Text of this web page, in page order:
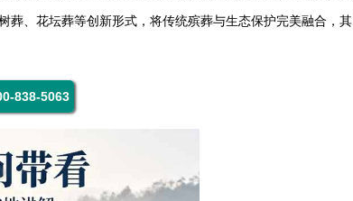
葬、花坛葬等创新形式，将传统殡葬与生态保护完美融合，其
838-5063